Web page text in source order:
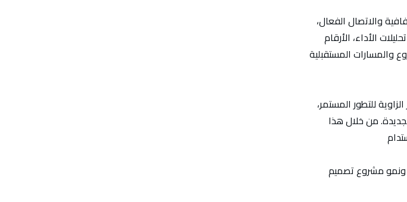
والاتصال الفعال،
الأداء، الأرقام
والمسارات المستقبلية
للتطور المستمر،
من خلال هذا
ونمو مشروع تصميم